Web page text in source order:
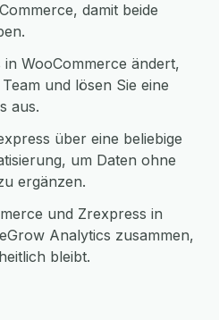
damit beide
WooCommerce ändert,
und lösen Sie eine
aus.
über eine beliebige
um Daten ohne
ergänzen.
und Zrexpress in
Analytics zusammen,
bleibt.